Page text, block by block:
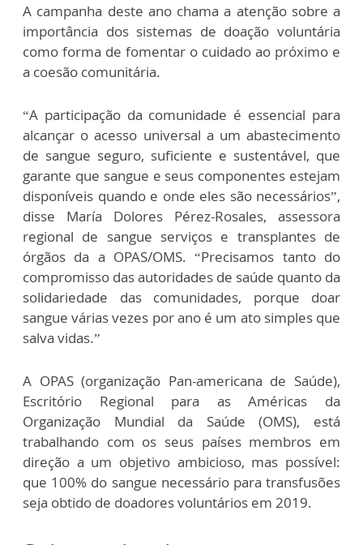
A campanha deste ano chama a atenção sobre a
importância dos sistemas de doação voluntária
como forma de fomentar o cuidado ao próximo e
a coesão comunitária.
“A participação da comunidade é essencial para
alcançar o acesso universal a um abastecimento
de sangue seguro, suficiente e sustentável, que
garante que sangue e seus componentes estejam
disponíveis quando e onde eles são necessários”,
disse María Dolores Pérez-Rosales, assessora
regional de sangue serviços e transplantes de
órgãos da a OPAS/OMS. “Precisamos tanto do
compromisso das autoridades de saúde quanto da
solidariedade das comunidades, porque doar
sangue várias vezes por ano é um ato simples que
salva vidas.”
A OPAS (organização Pan-americana de Saúde),
Escritório Regional para as Américas da
Organização Mundial da Saúde (OMS), está
trabalhando com os seus países membros em
direção a um objetivo ambicioso, mas possível:
que 100% do sangue necessário para transfusões
seja obtido de doadores voluntários em 2019.